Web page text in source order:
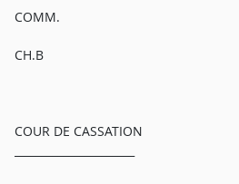
COMM.
CH.B
COUR DE CASSATION